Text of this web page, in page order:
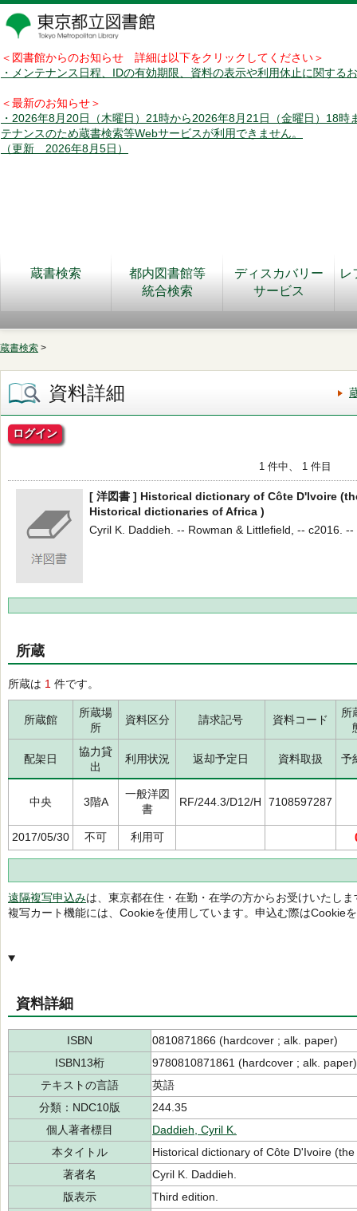
＜図書館からのお知らせ 詳細は以下をクリックしてください＞
・メンテナンス日程、IDの有効期限、資料の表示や利用休止に関する
＜最新のお知らせ＞
・2026年8月20日（木曜日）21時から2026年8月21日（金曜日）18時
テナンスのため蔵書検索等Webサービスが利用できません。
（更新 2026年8月5日）
蔵書検索
都内図書館等
統合検索
ディスカバリー
サービス
レ
蔵書検索 >
資料詳細
ログイン
1 件中、 1 件目
[ 洋図書 ] Historical dictionary of Côte D'Ivoire
Historical dictionaries of Africa )
Cyril K. Daddieh. -- Rowman & Littlefield, -- c2016.
所蔵
所蔵は 1 件です。
所蔵館
所蔵場
所
資料区分 請求記号 資料コード
所
配架日
協力貸
出
利用状況 返却予定日 資料取扱 予
中央 3階A
一般洋図
書
RF/244.3/D12/H 7108597287
2017/05/30 不可 利用可
遠隔複写申込みは、東京都在住・在勤・在学の方からお受けいたしま
複写カート機能には、Cookieを使用しています。申込む際はCookie
資料詳細
ISBN
0810871866 (hardcover ; alk. paper)
ISBN13桁
9780810871861 (hardcover ; alk. paper)
テキストの言語
英語
分類：NDC10版
244.35
個人著者標目
Daddieh, Cyril K.
本タイトル
Historical dictionary of Côte D'Ivoire
著者名
Cyril K. Daddieh.
版表示
Third edition.